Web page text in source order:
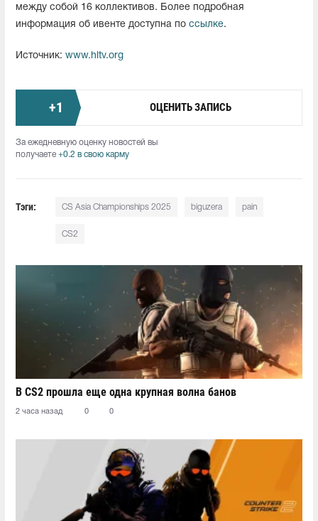
между собой 16 коллективов. Более подробная
информация об ивенте доступна по ссылке.
Источник: www.hltv.org
+1 ОЦЕНИТЬ ЗАПИСЬ
За ежедневную оценку новостей вы
получаете +0.2 в свою карму
Тэги: CS Asia Championships 2025 biguzera pain
CS2
В CS2 прошла еще одна крупная волна банов
2 часа назад 0 0